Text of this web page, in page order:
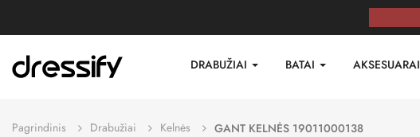
DRABUŽIAI BATAI AKSESUARAI
Pagrindinis Drabužiai Kelnės GANT KELNĖS 19011000138